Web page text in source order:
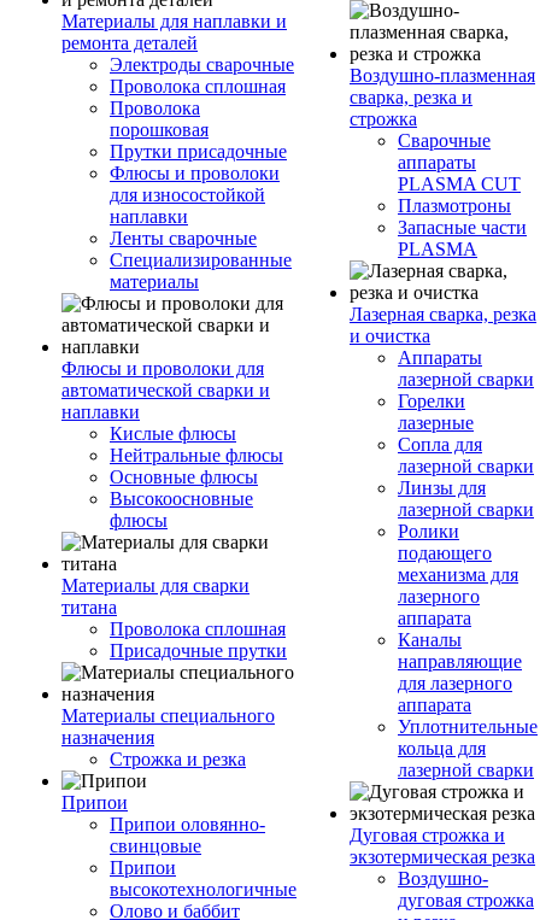
Материалы для наплавки и
ремонта деталей
Электроды сварочные
Проволока сплошная
Проволока
порошковая
Прутки присадочные
Флюсы и проволоки
для износостойкой
наплавки
Ленты сварочные
Специализированные
материалы
Флюсы и проволоки для
автоматической сварки и
наплавки
Кислые флюсы
Нейтральные флюсы
Основные флюсы
Высокоосновные
флюсы
Материалы для сварки
титана
Проволока сплошная
Присадочные прутки
Материалы специального
назначения
Строжка и резка
Припои
Припои оловянно-
свинцовые
Припои
высокотехнологичные
Олово и баббит
Воздушно-плазменная
сварка, резка и
строжка
Сварочные
аппараты
PLASMA CUT
Плазмотроны
Запасные части
PLASMA
Лазерная сварка, резка
и очистка
Аппараты
лазерной сварки
Горелки
лазерные
Сопла для
лазерной сварки
Линзы для
лазерной сварки
Ролики
подающего
механизма для
лазерного
аппарата
Каналы
направляющие
для лазерного
аппарата
Уплотнительные
кольца для
лазерной сварки
Дуговая строжка и
экзотермическая резка
Воздушно-
дуговая строжка